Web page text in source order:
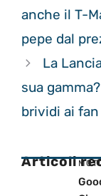
anche il T-
pepe dal
La
sua
brividi ai fan
Articoli